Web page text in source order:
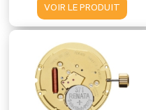
VOIR LE PRODUIT